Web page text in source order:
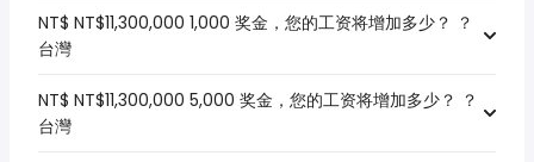
NT$ NT$11,300,000 1,000 奖金，您的工资将增加多少？ ？
台灣
NT$ NT$11,300,000 5,000 奖金，您的工资将增加多少？ ？
台灣